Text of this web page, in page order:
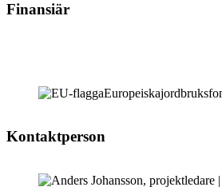
Finansiär
Kontaktperson